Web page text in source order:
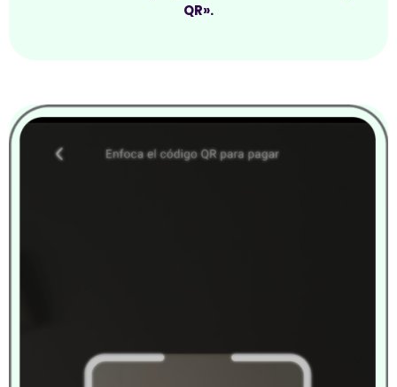
QR».